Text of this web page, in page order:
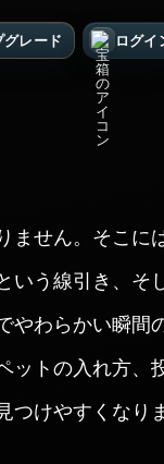
グレード ログイ
ません。そこに
いう線引き、そ
やわらかい瞬間
ットの入れ方、
けやすくなりま